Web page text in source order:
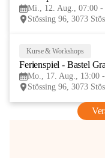
Mi., 12. Aug., 07:00 -
Stössing 96, 3073
Kurse & Workshops
Ferienspiel - Bastel
Mo., 17. Aug., 13:00
Stössing 96, 3073